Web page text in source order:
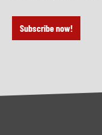
Subscribe now!